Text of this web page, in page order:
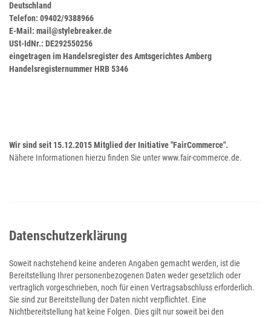
Deutschland
Telefon: 09402/9388966
E-Mail: mail@stylebreaker.de
USt-IdNr.: DE292550256
eingetragen im Handelsregister des Amtsgerichtes Amberg
Handelsregisternummer HRB 5346
Wir sind seit 15.12.2015Mitglied der Initiative "FairCommerce".
Nähere Informationen hierzu finden Sie unter www.fair-commerce.de.
Datenschutzerklärung
Soweit nachstehend keine anderen Angaben gemacht werden, ist die
Bereitstellung Ihrer personenbezogenen Daten weder gesetzlich oder
vertraglich vorgeschrieben, noch für einen Vertragsabschluss erforderlich.
Sie sind zur Bereitstellung der Daten nicht verpflichtet. Eine
Nichtbereitstellung hat keine Folgen. Dies gilt nur soweit bei den